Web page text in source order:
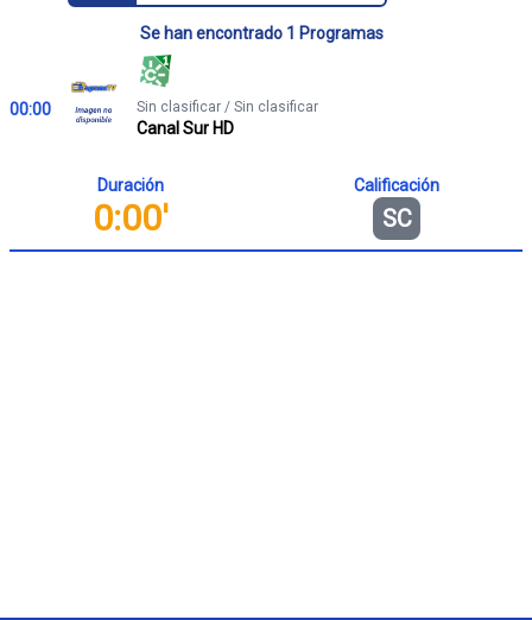
Se han encontrado 1 Programas
00:00 Sin clasificar / Sin clasificar
Canal Sur HD
Duración
0:00'
Calificación
SC